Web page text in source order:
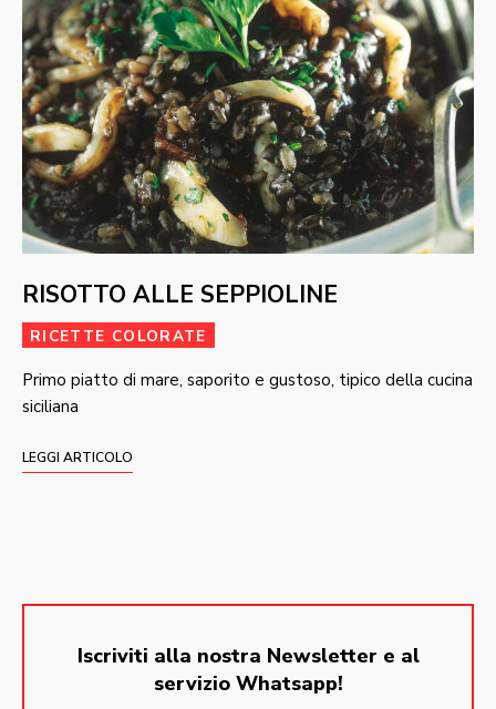
RISOTTO ALLE SEPPIOLINE
RICETTE COLORATE
Primo piatto di mare, saporito e gustoso, tipico della cucina
siciliana
LEGGI ARTICOLO
Iscriviti alla nostra Newsletter e al
servizio Whatsapp!